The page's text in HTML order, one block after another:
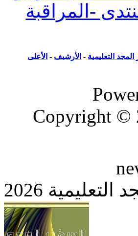
-المراقبة
التعليمية-الأرشيف-الأعلى
Copyright
2026